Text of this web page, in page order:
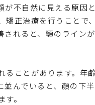
不自然に見える原因と
正治療を行うことで
れると、顎のライン
ことがあります。年
んでいると、顔の下
。